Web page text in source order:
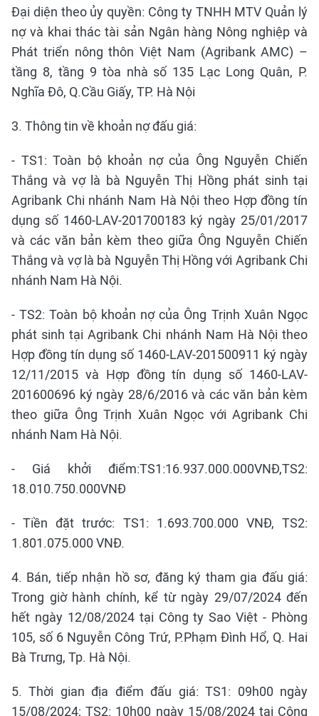
Đại diện theo ủy quyền: Công ty TNHH MTV Quản lý
nợ và khai thác tài sản Ngân hàng Nông nghiệp và
Phát triển nông thôn Việt Nam (Agribank AMC) –
tầng 8, tầng 9 tòa nhà số 135 Lạc Long Quân, P.
Nghĩa Đô, Q.Cầu Giấy, TP. Hà Nội
3. Thông tin về khoản nợ đấu giá:
- TS1: Toàn bộ khoản nợ của Ông Nguyễn Chiến
Thắng và vợ là bà Nguyễn Thị Hồng phát sinh tại
Agribank Chi nhánh Nam Hà Nội theo Hợp đồng tín
dụng số 1460-LAV-201700183 ký ngày 25/01/2017
và các văn bản kèm theo giữa Ông Nguyễn Chiến
Thắng và vợ là bà Nguyễn Thị Hồng với Agribank Chi
nhánh Nam Hà Nội.
- TS2: Toàn bộ khoản nợ của Ông Trịnh Xuân Ngọc
phát sinh tại Agribank Chi nhánh Nam Hà Nội theo
Hợp đồng tín dụng số 1460-LAV-201500911 ký ngày
12/11/2015 và Hợp đồng tín dụng số 1460-LAV-
201600696 ký ngày 28/6/2016 và các văn bản kèm
theo giữa Ông Trịnh Xuân Ngọc với Agribank Chi
nhánh Nam Hà Nội.
- Giá khởi điểm:TS1:16.937.000.000VNĐ,TS2:
18.010.750.000VNĐ
- Tiền đặt trước: TS1: 1.693.700.000 VNĐ, TS2:
1.801.075.000 VNĐ.
4. Bán, tiếp nhận hồ sơ, đăng ký tham gia đấu giá:
Trong giờ hành chính, kể từ ngày 29/07/2024 đến
hết ngày 12/08/2024 tại Công ty Sao Việt - Phòng
105, số 6 Nguyễn Công Trứ, P.Phạm Đình Hổ, Q. Hai
Bà Trưng, Tp. Hà Nội.
5. Thời gian địa điểm đấu giá: TS1: 09h00 ngày
15/08/2024; TS2: 10h00 ngày 15/08/2024 tại Công